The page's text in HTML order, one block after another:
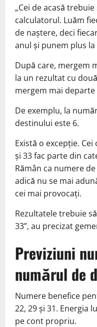
„Cei de acasă
calculatorul. Luăm
de naștere, deci
anul și punem plus la
După care, mergem
la un rezultat cu
mergem mai
De exemplu, la
destinului este 6.
Există o excepție.
și 33 fac parte din
Rămân ca numere
adică nu se mai
cei mai provocați.
Rezultatele trebuie
33”, au precizat
Previziuni
numărul de
Numere benefice
22, 29 și 31. Energia
pe cont propriu.